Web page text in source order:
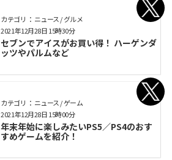
カテゴリ： ニュース / グルメ
セブンでアイスがお買い得！ ハーゲンダ
ッツやパルムなど
2021年12月28日 15時30分
カテゴリ： ニュース / ゲーム
年末年始に楽しみたいPS5／PS4のおす
すめゲームを紹介！
2021年12月28日 15時00分